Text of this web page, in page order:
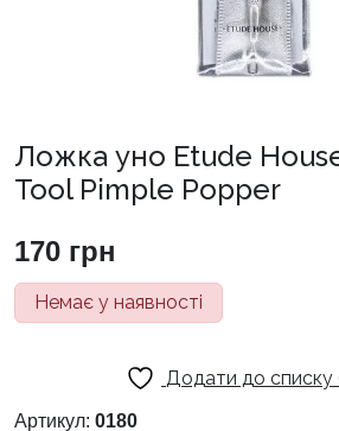
Ложка уно Etude
Tool Pimple Popper
170 грн
Немає у наявності
Додати до списку
Артикул: 0180